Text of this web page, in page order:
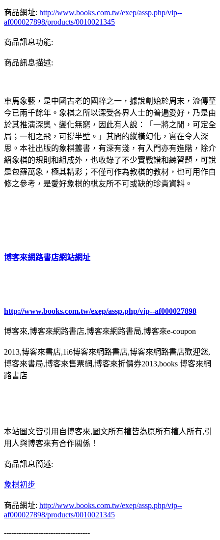
商品網址: http://www.books.com.tw/exep/assp.php/vip--
af000027898/products/0010021345
商品訊息功能:
商品訊息描述:
車馬象藝，是中國古老的國粹之一，據說創始於周末，流傳至
今已兩千餘年。象棋之所以深受各界人士的普遍愛好，乃是由
於其推演深奧、變化無窮，因此有人說：「一將之閒，可定全
局；一相之飛，可撐半壁。」其間的縱橫幻化，實在令人深
思。本社出版的象棋叢書，有深有淺，有入門亦有進階，除介
紹象棋的規則和組成外，也收錄了不少實戰譜和練習題，可說
是包羅萬象，極其精彩；不僅可作為教棋的教材，也可用作自
修之參考，是愛好象棋的棋友所不可或缺的珍貴資料。
博客來網路書店網站網址
http://www.books.com.tw/exep/assp.php/vip--af000027898
博客來,博客來網路書店,博客來網路書局,博客來e-coupon
2013,博客來書店,1i6博客來網路書店,博客來網路書店歡迎您,
博客來書局,博客來售票網,博客來折價券2013,books 博客來網
路書店
本站圖文皆引用自博客來,圖文所有權皆為原所有權人所有,引
用人與博客來有合作關係！
商品訊息簡述:
象棋初步
商品網址: http://www.books.com.tw/exep/assp.php/vip--
af000027898/products/0010021345
-----------------------------------